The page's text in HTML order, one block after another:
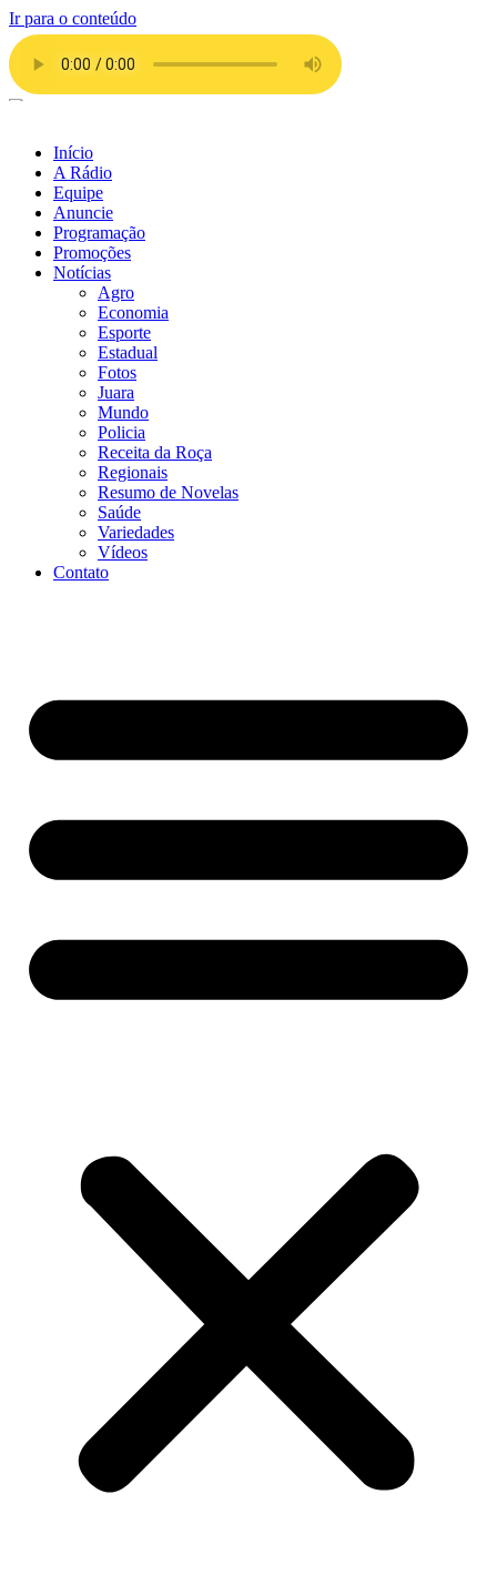
Ir para o conteúdo
Início
A Rádio
Equipe
Anuncie
Programação
Promoções
Notícias
Agro
Economia
Esporte
Estadual
Fotos
Juara
Mundo
Policia
Receita da Roça
Regionais
Resumo de Novelas
Saúde
Variedades
Vídeos
Contato